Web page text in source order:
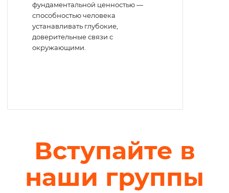
фундаментальной ценностью —
способностью человека
устанавливать глубокие,
доверительные связи с
окружающими.
Вступайте в
наши группы